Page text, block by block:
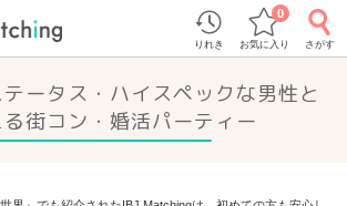
りれき お気に入り
0
さがす
ータス・ハイスペックな男性と
街コン・婚活パーティー